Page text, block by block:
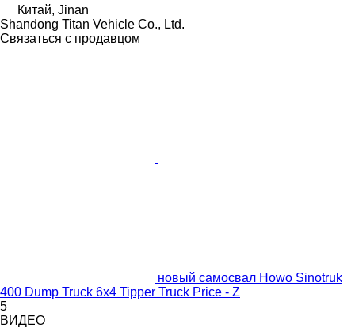
Китай, Jinan
Shandong Titan Vehicle Co., Ltd.
Связаться с продавцом
новый самосвал Howo Sinotruk
400 Dump Truck 6x4 Tipper Truck Price - Z
5
ВИДЕО